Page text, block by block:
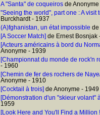
A "Santa" de coqueiros de
"Seeing the world", part one : A visit
Burckhardt - 1937
(A)fghanistan, un état impossible de
[A Soccer Match] de Ernest Bosnjak
[Acteurs américains à bord du
Anonyme - 1939
[Championnat du monde de rock'n
- 1960
[Chemin de fer des rochers de
Anonyme - 1910
[Cocktail à trois] de Anonyme - 1949
[Démonstration d'un "skieur volant"
1959
[Look Here and You'll Find a Million